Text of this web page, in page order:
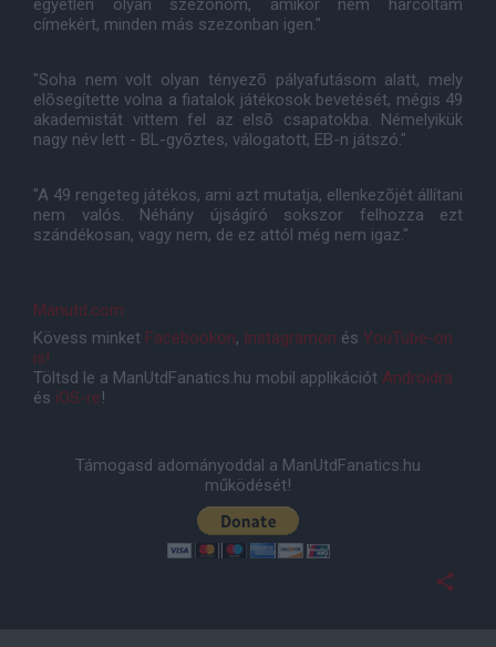
egyetlen olyan szezonom, amikor nem harcoltam
címekért, minden más szezonban igen."
"Soha nem volt olyan tényezõ pályafutásom alatt, mely
elõsegítette volna a fiatalok játékosok bevetését, mégis 49
akademistát vittem fel az elsõ csapatokba. Némelyikük
nagy név lett - BL-gyõztes, válogatott, EB-n játszó."
"A 49 rengeteg játékos, ami azt mutatja, ellenkezõjét állítani
nem valós. Néhány újságíró sokszor felhozza ezt
szándékosan, vagy nem, de ez attól még nem igaz."
Manutd.com
Kövess minket Facebookon, Instagramon és YouTube-on
is!
Töltsd le a ManUtdFanatics.hu mobil applikációt Androidra
és iOS-re!
Támogasd adományoddal a ManUtdFanatics.hu
működését!